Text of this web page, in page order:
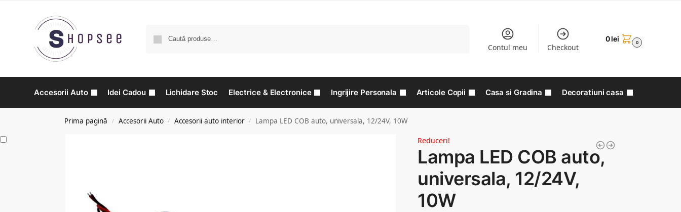
Contul meu Checkout
0lei 0
Accesorii Auto Idei Cadou Lichidare Stoc Electrice & Electronice Ingrijire Personala Articole Copii Casa si Gradina Decoratiuni casa
Prima pagină / Accesorii Auto / Accesorii auto interior / Lampa LED COB auto, universala, 12/24V, 10W
Reduceri!
Lampa LED COB auto,
universala, 12/24V,
10W